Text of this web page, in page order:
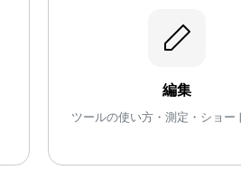
編集
ツールの使い方・測定・ショー